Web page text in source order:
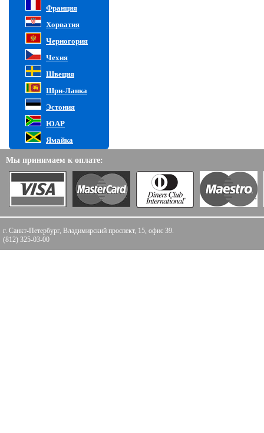
Франция
Хорватия
Черногория
Чехия
Швеция
Шри-Ланка
Эстония
ЮАР
Ямайка
Мы принимаем к оплате:
г. Санкт-Петербург, Владимирский проспект, 15, офис 39.
(812) 325-03-00